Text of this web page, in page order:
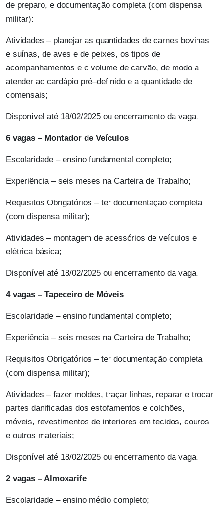
de preparo, e documentação completa (com dispensa
militar);
Atividades – planejar as quantidades de carnes bovinas
e suínas, de aves e de peixes, os tipos de
acompanhamentos e o volume de carvão, de modo a
atender ao cardápio pré–definido e a quantidade de
comensais;
Disponível até 18/02/2025 ou encerramento da vaga.
6 vagas – Montador de Veículos
Escolaridade – ensino fundamental completo;
Experiência – seis meses na Carteira de Trabalho;
Requisitos Obrigatórios – ter documentação completa
(com dispensa militar);
Atividades – montagem de acessórios de veículos e
elétrica básica;
Disponível até 18/02/2025 ou encerramento da vaga.
4 vagas – Tapeceiro de Móveis
Escolaridade – ensino fundamental completo;
Experiência – seis meses na Carteira de Trabalho;
Requisitos Obrigatórios – ter documentação completa
(com dispensa militar);
Atividades – fazer moldes, traçar linhas, reparar e trocar
partes danificadas dos estofamentos e colchões,
móveis, revestimentos de interiores em tecidos, couros
e outros materiais;
Disponível até 18/02/2025 ou encerramento da vaga.
2 vagas – Almoxarife
Escolaridade – ensino médio completo;